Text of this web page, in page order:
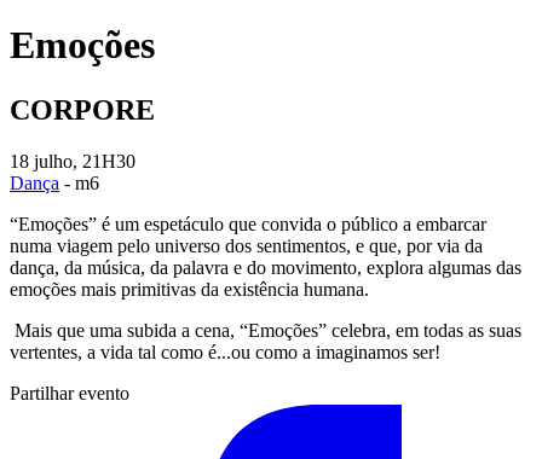
Emoções
CORPORE
18 julho, 21H30
Dança - m6
“Emoções” é um espetáculo que convida o público a embarcar
numa viagem pelo universo dos sentimentos, e que, por via da
dança, da música, da palavra e do movimento, explora algumas das
emoções mais primitivas da existência humana.
Mais que uma subida a cena, “Emoções” celebra, em todas as suas
vertentes, a vida tal como é...ou como a imaginamos ser!
Partilhar evento